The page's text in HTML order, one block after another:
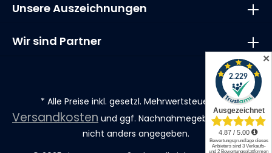
Unsere Auszeichnungen
Wir sind Partner
* Alle Preise inkl. gesetzl. Mehrwertsteuer zzgl.
Versandkosten und ggf. Nachnahmegebühren, wenn
nicht anders angegeben.
✕